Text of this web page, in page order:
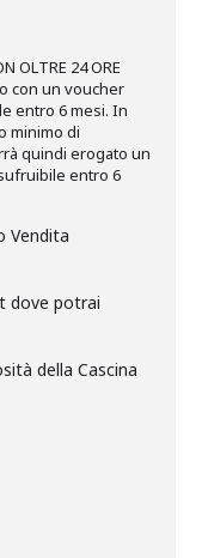
OLTRE 24 ORE
con un voucher
entro 6 mesi. In
minimo di
quindi erogato un
entro 6
Vendita
dove potrai
della Cascina